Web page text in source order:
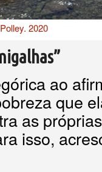
2020
ao
que
as
isso,